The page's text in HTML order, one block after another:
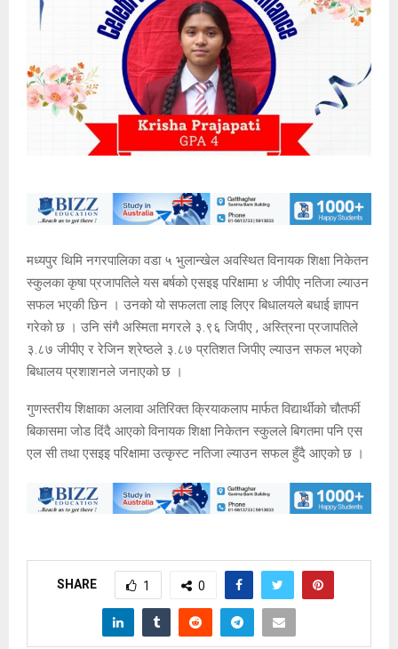
मध्यपुर थिमि नगरपालिका वडा ५ भुलान्खेल अवस्थित विनायक शिक्षा निकेतन
स्कुलका कृषा प्रजापतिले यस बर्षको एसइइ परिक्षामा ४ जीपीए नतिजा ल्याउन
सफल भएकी छिन । उनको यो सफलता लाइ लिएर बिधालयले बधाई ज्ञापन
गरेको छ । उनि संगै अस्मिता मगरले ३.९६ जिपीए , अस्त्रिना प्रजापतिले
३.८७ जीपीए र रेजिन श्रेष्ठले ३.८७ प्रतिशत जिपीए ल्याउन सफल भएको
बिधालय प्रशाशनले जनाएको छ ।
गुणस्तरीय शिक्षाका अलावा अतिरिक्त क्रियाकलाप मार्फत विद्यार्थीको चौतर्फी
बिकासमा जोड दिंदै आएको विनायक शिक्षा निकेतन स्कुलले बिगतमा पनि एस
एल सी तथा एसइइ परिक्षामा उत्कृस्ट नतिजा ल्याउन सफल हुँदै आएको छ ।
SHARE 1 0